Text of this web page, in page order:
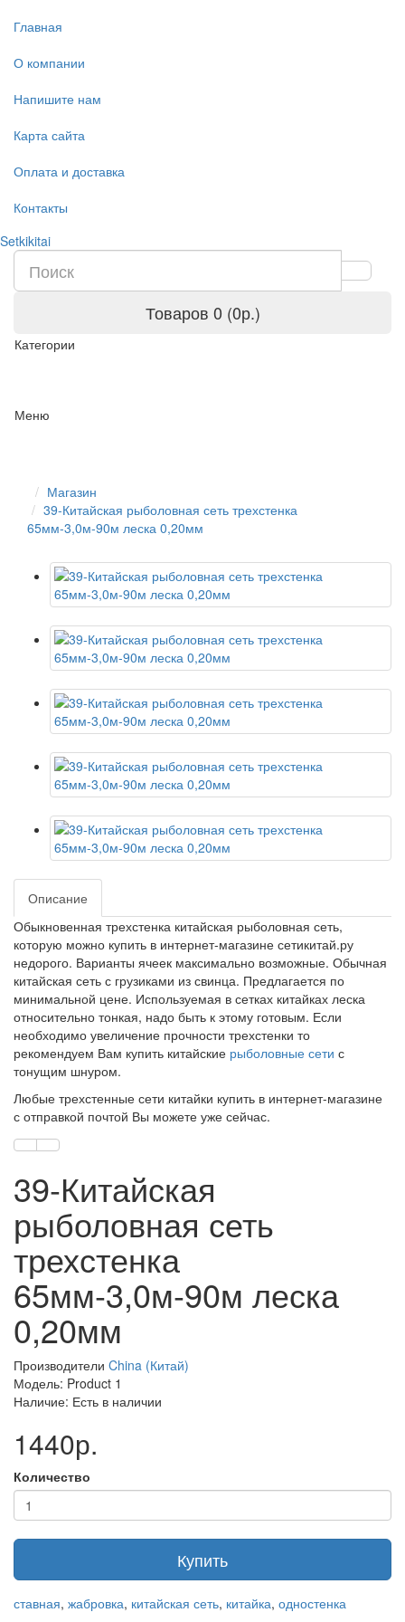
Главная
О компании
Напишите нам
Карта сайта
Оплата и доставка
Контакты
Setkikitai
Товаров 0 (0р.)
Категории
Меню
Магазин
39-Китайская рыболовная сеть трехстенка
65мм-3,0м-90м леска 0,20мм
Описание
Обыкновенная трехстенка китайская рыболовная сеть,
которую можно купить в интернет-магазине сетикитай.ру
недорого. Варианты ячеек максимально возможные. Обычная
китайская сеть с грузиками из свинца. Предлагается по
минимальной цене. Используемая в сетках китайках леска
относительно тонкая, надо быть к этому готовым. Если
необходимо увеличение прочности трехстенки то
рекомендуем Вам купить китайские рыболовные сети с
тонущим шнуром.
Любые трехстенные сети китайки купить в интернет-магазине
с отправкой почтой Вы можете уже сейчас.
39-Китайская
рыболовная сеть
трехстенка
65мм-3,0м-90м леска
0,20мм
Производители China (Китай)
Модель: Product 1
Наличие: Есть в наличии
1440р.
Количество
Купить
ставная, жабровка, китайская сеть, китайка, одностенка